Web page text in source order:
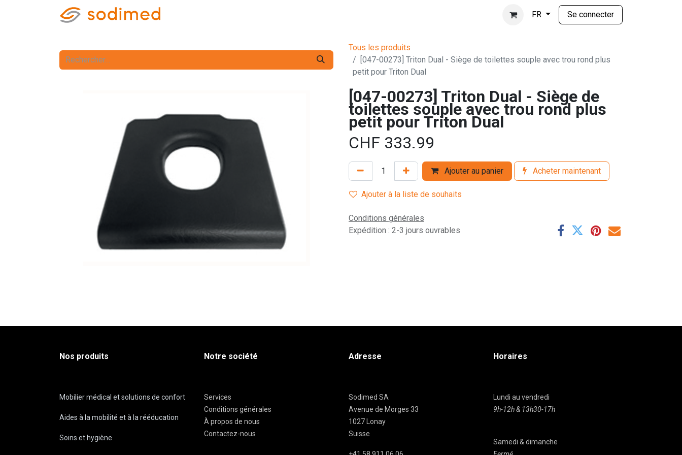
FR Se connecter
Tous les produits
[047-00273] Triton Dual - Siège de toilettes souple avec trou rond plus
petit pour Triton Dual
[047-00273] Triton Dual - Siège de
toilettes souple avec trou rond plus
petit pour Triton Dual
CHF 333.99
Ajouter au panier Acheter maintenant
Ajouter à la liste de souhaits
Conditions générales
Expédition : 2-3 jours ouvrables
Nos produits
Mobilier médical et solutions de confort
Aides à la mobilité et à la rééducation
Soins et hygiène
Notre société
Services
Conditions générales
À propos de nous
Contactez-nous
Adresse
Sodimed SA
Avenue de Morges 33
1027 Lonay
Suisse
Horaires
Lundi au vendredi
9h-12h & 13h30-17h
Samedi & dimanche